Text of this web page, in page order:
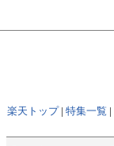
楽天トップ| 特集一覧 |